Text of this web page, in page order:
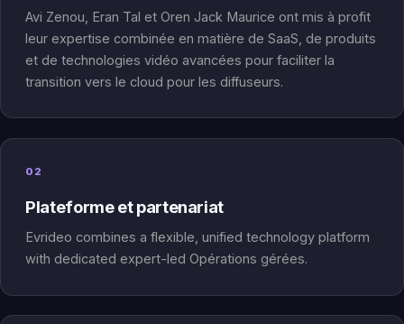
Avi Zenou, Eran Tal et Oren Jack Maurice ont mis à profit
leur expertise combinée en matière de SaaS, de produits
et de technologies vidéo avancées pour faciliter la
transition vers le cloud pour les diffuseurs.
02
Plateforme et partenariat
Evrideo combines a flexible, unified technology platform
with dedicated expert-led Opérations gérées.